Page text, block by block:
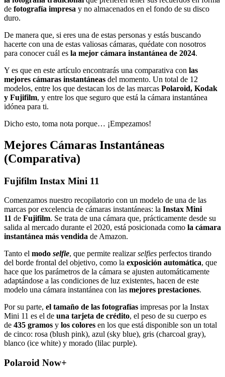
de fotografía impresa y no almacenados en el fondo de su disco
duro.
De manera que, si eres una de estas personas y estás buscando
hacerte con una de estas valiosas cámaras, quédate con nosotros
para conocer cuál es la mejor cámara instantánea de 2024.
Y es que en este artículo encontrarás una comparativa con las
mejores cámaras instantáneas del momento. Un total de 12
modelos, entre los que destacan los de las marcas Polaroid, Kodak
y Fujifilm, y entre los que seguro que está la cámara instantánea
idónea para ti.
Dicho esto, toma nota porque… ¡Empezamos!
Mejores Cámaras Instantáneas
(Comparativa)
Fujifilm Instax Mini 11
Comenzamos nuestro recopilatorio con un modelo de una de las
marcas por excelencia de cámaras instantáneas: la Instax Mini
11 de Fujifilm. Se trata de una cámara que, prácticamente desde su
salida al mercado durante el 2020, está posicionada como la cámara
instantánea más vendida de Amazon.
Tanto el modo selfie, que permite realizarselfies perfectos tirando
del borde frontal del objetivo, como la exposición automática, que
hace que los parámetros de la cámara se ajusten automáticamente
adaptándose a las condiciones de luz existentes, hacen de este
modelo una cámara instantánea con las mejores prestaciones.
Por su parte, el tamaño de las fotografías impresas por la Instax
Mini 11 es el de una tarjeta de crédito, el peso de su cuerpo es
de 435 gramos y los colores en los que está disponible son un total
de cinco: rosa (blush pink), azul (sky blue), gris (charcoal gray),
blanco (ice white) y morado (lilac purple).
Polaroid Now+